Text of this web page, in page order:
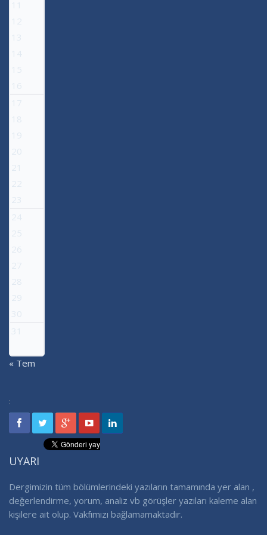
11
12
13
14
15
16
17
18
19
20
21
22
23
24
25
26
27
28
29
30
31
« Tem
:
UYARI
Dergimizin tüm bölümlerindeki yazıların tamamında yer alan ,
değerlendirme, yorum, analiz vb görüşler yazıları kaleme alan
kişilere ait olup. Vakfımızı bağlamamaktadır.